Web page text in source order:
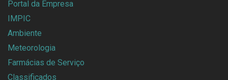
Portal da Empresa
IMPIC
Ambiente
Meteorologia
Farmácias de Serviço
Classificados